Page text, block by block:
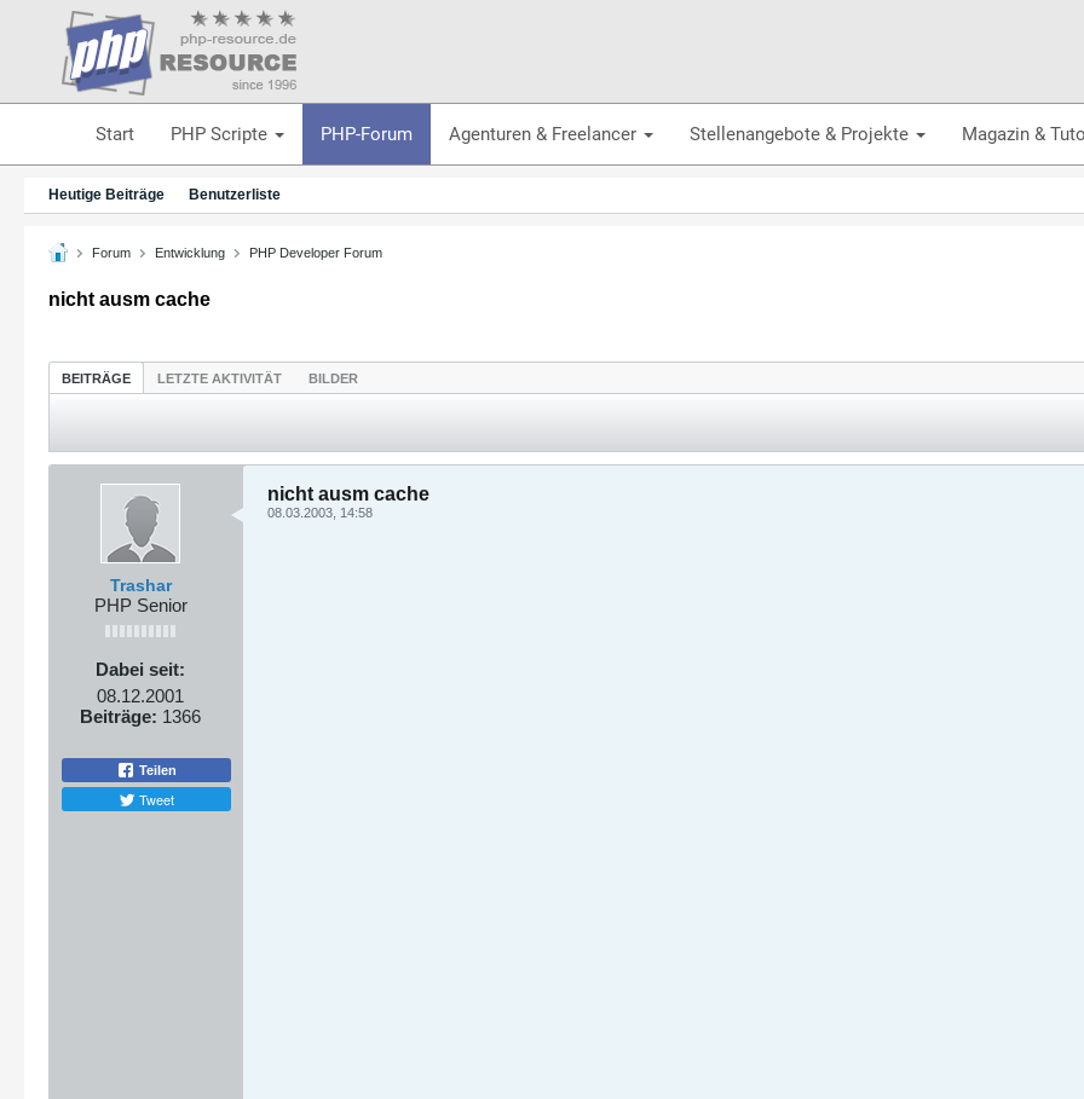
Start PHP Scripte PHP-Forum Agenturen & Freelancer Stellenangebote & Projekte Magazin &
Heutige Beiträge Benutzerliste
Forum Entwicklung PHP Developer Forum
nicht ausm cache
BEITRÄGE LETZTE AKTIVITÄT BILDER
Trashar
PHP Senior
Dabei seit:
08.12.2001
Beiträge: 1366
Teilen
Tweet
nicht ausm cache
08.03.2003, 14:58